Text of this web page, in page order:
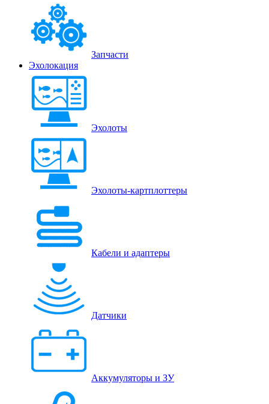
Запчасти
Эхолокация
Эхолоты
Эхолоты-картплоттеры
Кабели и адаптеры
Датчики
Аккумуляторы и ЗУ